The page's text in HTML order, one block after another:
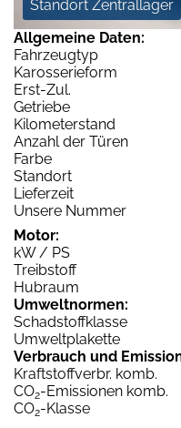
Standort Zentrallager
Allgemeine Daten:
Fahrzeugtyp
Karosserieform
Erst-Zul.
Getriebe
Kilometerstand
Anzahl der Türen
Farbe
Standort
Lieferzeit
Unsere Nummer
Motor:
kW / PS
Treibstoff
Hubraum
Umweltnormen:
Schadstoffklasse
Umweltplakette
Verbrauch und
Kraftstoffverbr. komb.
CO2-Emissionen komb.
CO2-Klasse